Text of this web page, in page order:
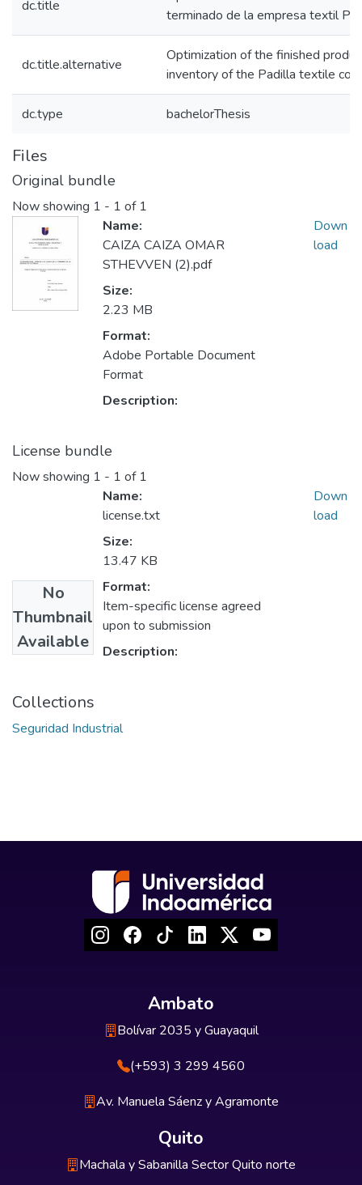
dc.title
terminado de la empresa textil
dc.title.alternative
Optimization of the finished
inventory of the Padilla textile
dc.type bachelorThesis
Files
Original bundle
Now showing 1 - 1 of 1
Name:
CAIZA CAIZA OMAR
STHEVVEN (2).pdf
Size:
2.23 MB
Format:
Adobe Portable Document
Format
Description:
Down
load
License bundle
Now showing 1 - 1 of 1
No
Thumbnail
Available
Name:
license.txt
Size:
13.47 KB
Format:
Item-specific license agreed
upon to submission
Description:
Down
load
Collections
Seguridad Industrial
Ambato
Bolívar 2035 y Guayaquil
(+593) 3 299 4560
Av. Manuela Sáenz y Agramonte
Quito
Machala y Sabanilla Sector Quito norte